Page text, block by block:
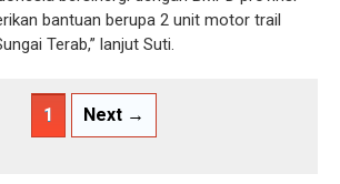
bantuan berupa 2 unit motor trail
Terab,” lanjut Suti.
1 Next →